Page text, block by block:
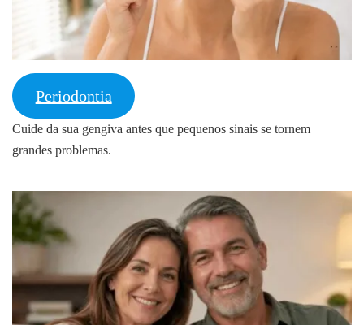
Periodontia
Cuide da sua gengiva antes que pequenos sinais se tornem
grandes problemas.